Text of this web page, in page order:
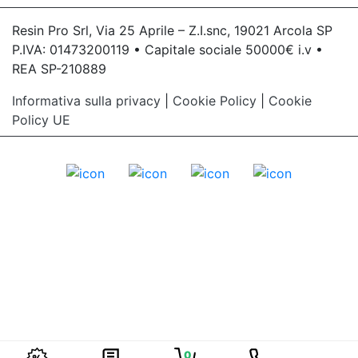
ultravioletta Lampada uv portatile See all
articles →
Resin Pro Srl, Via 25 Aprile – Z.I.snc, 19021 Arcola SP
P.IVA: 01473200119 • Capitale sociale 50000€ i.v •
REA SP-210889
Informativa sulla privacy
Cookie Policy
Cookie
Policy UE
0